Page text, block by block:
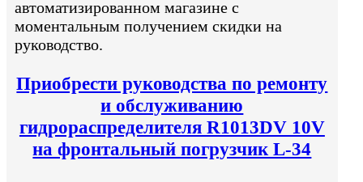
автоматизированном магазине с
моментальным получением скидки на
руководство.
Приобрести руководства по ремонту
и обслуживанию
гидрораспределителя R1013DV 10V
на фронтальный погрузчик L-34